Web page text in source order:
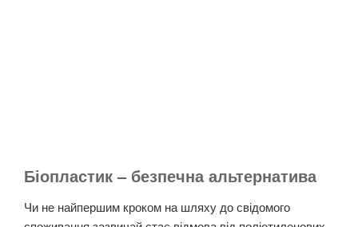
Біопластик – безпечна альтернатива
Чи не найпершим кроком на шляху до свідомого